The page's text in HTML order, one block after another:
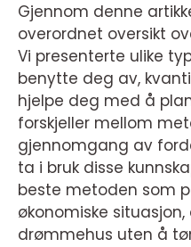
Gjennom denne
overordnet oversikt
Vi presenterte ulike
benytte deg av,
hjelpe deg med å
forskjeller mellom
gjennomgang av
ta i bruk disse
beste metoden som
økonomiske
drømmehus uten å